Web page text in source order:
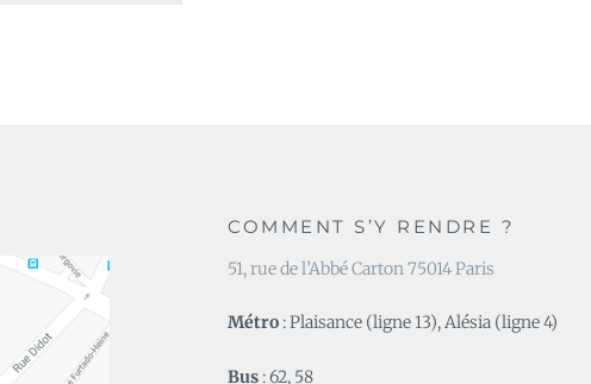
COMMENT S’Y RENDRE ?
51, rue de l’Abbé Carton 75014 Paris
Métro : Plaisance (ligne 13), Alésia (ligne 4)
Bus : 62, 58